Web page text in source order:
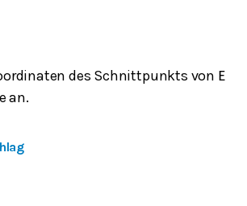
des Schnittpunkts von E
an.